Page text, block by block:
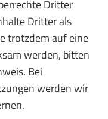
Dritter
Dritter als
trotzdem auf eine
werden, bitten
Bei
werden wir